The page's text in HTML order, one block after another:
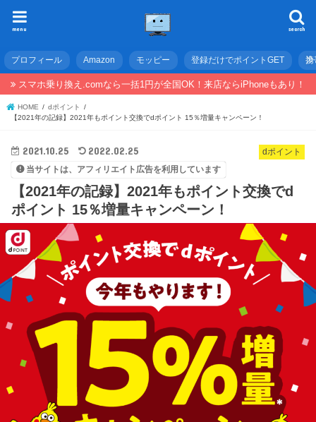
search
menu
プロフィール Amazon モッピー 登録だけでポイントGET 携
スマホ乗り換え.comなら一括1円が全国OK！来店ならiPhoneもあり！
HOME
dポイント
【2021年の記録】2021年もポイント交換でdポイント 15％増量キャンペーン！
dポイント
2021.10.25 2022.02.25
当サイトは、アフィリエイト広告を利用しています
【2021年の記録】2021年もポイント交換でd
ポイント 15％増量キャンペーン！